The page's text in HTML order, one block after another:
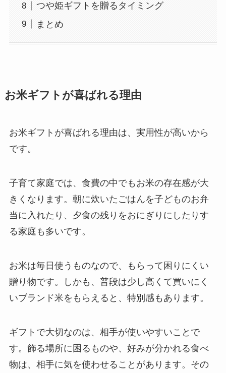
つや姫ギフトを贈るタイミング
まとめ
お米ギフトが喜ばれる理由
お米ギフトが喜ばれる理由は、実用性が高いから
です。
子育て家庭では、食費の中でもお米の存在感が大
きくなります。朝に炊いたごはんを子どものお弁
当に入れたり、夕食の残りをおにぎりにしたりす
る家庭も多いです。
お米は毎日使うものなので、もらって困りにくい
贈り物です。しかも、普段は少し高くて買いにく
いブランド米をもらえると、特別感もあります。
ギフトで大切なのは、相手が使いやすいことで
す。飾る場所に困るものや、好みが分かれる食べ
物は、相手に気を使わせることがあります。その